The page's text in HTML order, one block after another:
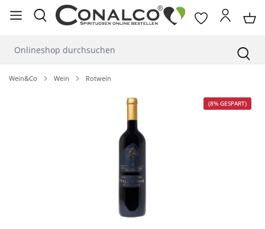
springen
Wein&Co Wein Rotwein
(8% GESPART)